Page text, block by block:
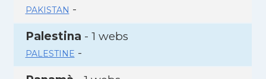
PAKISTAN -
Palestina - 1 webs
PALESTINE -